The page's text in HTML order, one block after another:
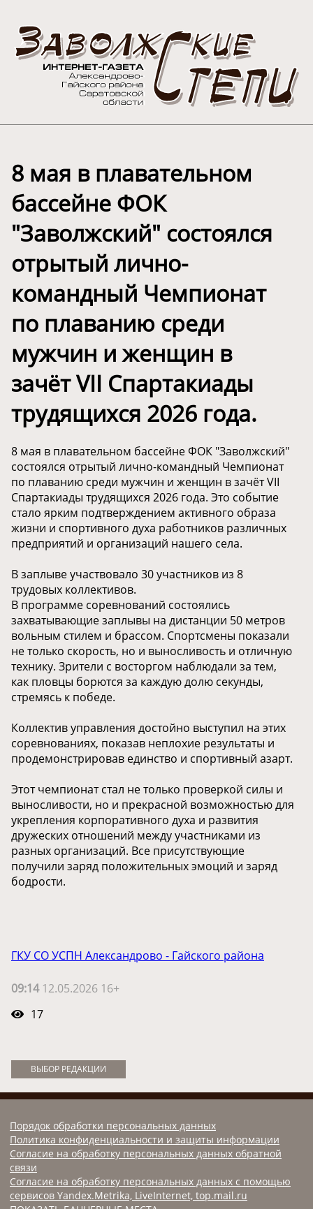
8 мая в плавательном
бассейне ФОК
"Заволжский" состоялся
отрытый лично-
командный Чемпионат
по плаванию среди
мужчин и женщин в
зачёт VII Спартакиады
трудящихся 2026 года.
8 мая в плавательном бассейне ФОК "Заволжский"
состоялся отрытый лично-командный Чемпионат
по плаванию среди мужчин и женщин в зачёт VII
Спартакиады трудящихся 2026 года. Это событие
стало ярким подтверждением активного образа
жизни и спортивного духа работников различных
предприятий и организаций нашего села.
В заплыве участвовало 30 участников из 8
трудовых коллективов.
В программе соревнований состоялись
захватывающие заплывы на дистанции 50 метров
вольным стилем и брассом. Спортсмены показали
не только скорость, но и выносливость и отличную
технику. Зрители с восторгом наблюдали за тем,
как пловцы борются за каждую долю секунды,
стремясь к победе.
Коллектив управления достойно выступил на этих
соревнованиях, показав неплохие результаты и
продемонстрировав единство и спортивный азарт.
Этот чемпионат стал не только проверкой силы и
выносливости, но и прекрасной возможностью для
укрепления корпоративного духа и развития
дружеских отношений между участниками из
разных организаций. Все присутствующие
получили заряд положительных эмоций и заряд
бодрости.
ГКУ СО УСПН Александрово - Гайского района
09:1412.05.2026 16+
17
ВЫБОР РЕДАКЦИИ
Порядок обработки персональных данных
Политика конфиденциальности и защиты информации
Согласие на обработку персональных данных обратной
связи
Согласие на обработку персональных данных с помощью
сервисов Yandex.Metrika, LiveInternet, top.mail.ru